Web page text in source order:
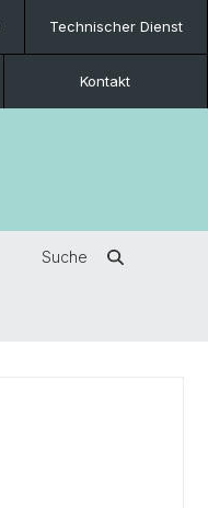
Technischer Dienst
Kontakt
Suche